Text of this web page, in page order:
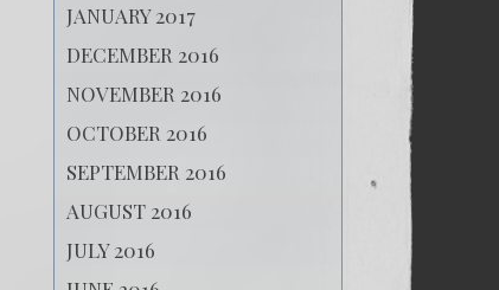
JANUARY 2017
DECEMBER 2016
NOVEMBER 2016
OCTOBER 2016
SEPTEMBER 2016
AUGUST 2016
JULY 2016